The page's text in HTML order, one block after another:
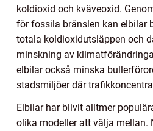
koldioxid och kväveoxid.
för fossila bränslen kan elbilar
totala koldioxidutsläppen och
minskning av
elbilar också minska
stadsmiljöer där
Elbilar har blivit alltmer
olika modeller att välja mellan.